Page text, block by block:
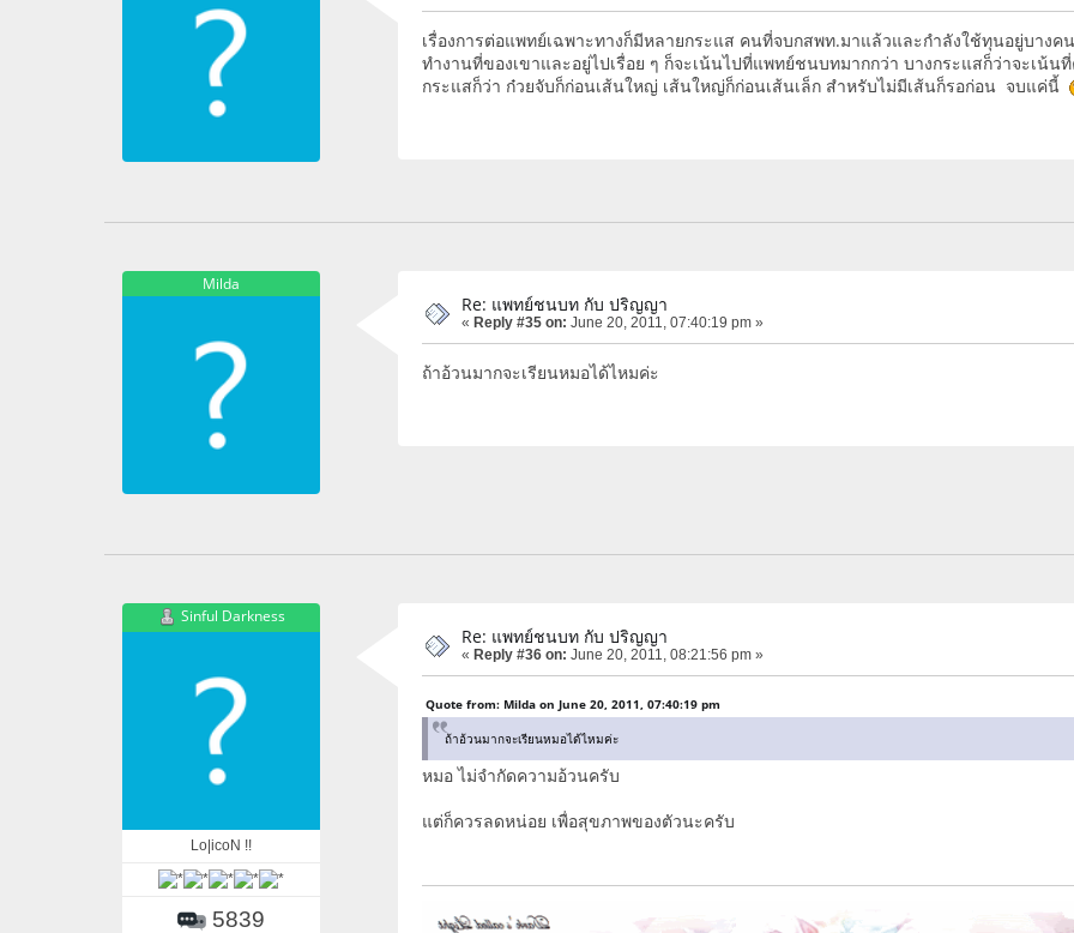
เรื่องการต่อแพทย์เฉพาะทางก็มีหลายกระแส คนที่จบกสพท.มาแล้วและกำลังใช้ทุนอยู่บาง
ทำงานที่ของเขาและอยู่ไปเรื่อย ๆ ก็จะเน้นไปที่แพทย์ชนบทมากกว่า บางกระแสก็ว่าจะเน้น
กระแสก็ว่า ก๋วยจับก็ก่อนเส้นใหญ่ เส้นใหญ่ก็ก่อนเส้นเล็ก สำหรับไม่มีเส้นก็รอก่อน จบแค่นี้
Milda
Re: แพทย์ชนบท กับ ปริญญา
« Reply #35 on: June 20, 2011, 07:40:19 pm »
ถ้าอ้วนมากจะเรียนหมอได้ไหมค่ะ
Sinful Darkness
Lo|icoN !!
5839
Re: แพทย์ชนบท กับ ปริญญา
« Reply #36 on: June 20, 2011, 08:21:56 pm »
Quote from: Milda on June 20, 2011, 07:40:19 pm
ถ้าอ้วนมากจะเรียนหมอได้ไหมค่ะ
หมอ ไม่จำกัดความอ้วนครับ
แต่ก็ควรลดหน่อย เพื่อสุขภาพของตัวนะครับ